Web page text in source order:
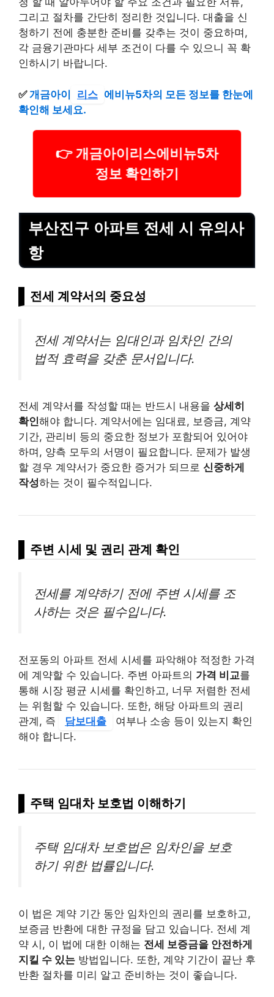
그리고 절차를 간단히 정리한 것입니다. 대출을 신
청하기 전에 충분한 준비를 갖추는 것이 중요하며,
각 금융기관마다 세부 조건이 다를 수 있으니 꼭 확
인하시기 바랍니다.
✅개금아이 리스 에비뉴5차의 모든 정보를 한눈에
확인해 보세요.
👉 개금아이리스에비뉴5차
정보 확인하기
부산진구 아파트 전세 시 유의사
항
전세 계약서의 중요성
전세 계약서는 임대인과 임차인 간의
법적 효력을 갖춘 문서입니다.
전세 계약서를 작성할 때는 반드시 내용을 상세히
확인해야 합니다. 계약서에는 임대료, 보증금, 계약
기간, 관리비 등의 중요한 정보가 포함되어 있어야
하며, 양측 모두의 서명이 필요합니다. 문제가 발생
할 경우 계약서가 중요한 증거가 되므로 신중하게
작성하는 것이 필수적입니다.
주변 시세 및 권리 관계 확인
전세를 계약하기 전에 주변 시세를 조
사하는 것은 필수입니다.
전포동의 아파트 전세 시세를 파악해야 적정한 가격
에 계약할 수 있습니다. 주변 아파트의 가격 비교를
통해 시장 평균 시세를 확인하고, 너무 저렴한 전세
는 위험할 수 있습니다. 또한, 해당 아파트의 권리
관계, 즉
담보대출
여부나 소송 등이 있는지 확인
해야 합니다.
주택 임대차 보호법 이해하기
주택 임대차 보호법은 임차인을 보호
하기 위한 법률입니다.
이 법은 계약 기간 동안 임차인의 권리를 보호하고,
보증금 반환에 대한 규정을 담고 있습니다. 전세 계
약 시, 이 법에 대한 이해는 전세 보증금을 안전하게
지킬 수 있는 방법입니다. 또한, 계약 기간이 끝난 후
반환 절차를 미리 알고 준비하는 것이 좋습니다.